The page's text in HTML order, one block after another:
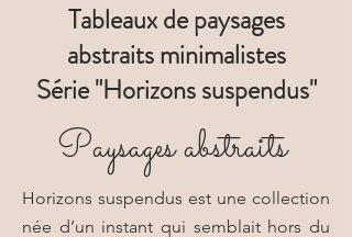
Tableaux de paysages
abstraits minimalistes
Série "Horizons suspendus"
Paysages abstraits
Horizons suspendus est une collection
née d’un instant qui semblait hors du